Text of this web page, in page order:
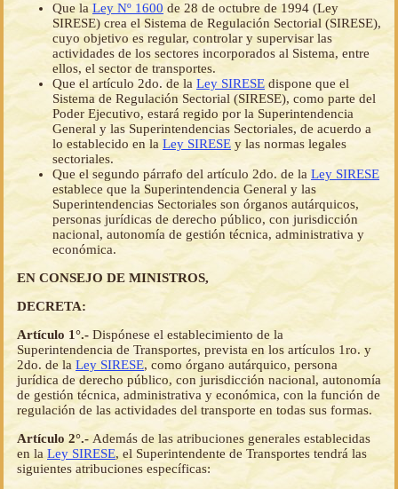
Que laLey Nº 1600 de 28 de octubre de 1994 (Ley
SIRESE) crea el Sistema de Regulación Sectorial (SIRESE),
cuyo objetivo es regular, controlar y supervisar las
actividades de los sectores incorporados al Sistema, entre
ellos, el sector de transportes.
Que el artículo 2do. de la Ley SIRESE dispone que el
Sistema de Regulación Sectorial (SIRESE), como parte del
Poder Ejecutivo, estará regido por la Superintendencia
General y las Superintendencias Sectoriales, de acuerdo a
lo establecido en la Ley SIRESE y las normas legales
sectoriales.
Que el segundo párrafo del artículo 2do. de la Ley SIRESE
establece que la Superintendencia General y las
Superintendencias Sectoriales son órganos autárquicos,
personas jurídicas de derecho público, con jurisdicción
nacional, autonomía de gestión técnica, administrativa y
económica.
EN CONSEJO DE MINISTROS,
DECRETA:
Artículo 1°.- Dispónese el establecimiento de la
Superintendencia de Transportes, prevista en los artículos 1ro. y
2do. de la Ley SIRESE, como órgano autárquico, persona
jurídica de derecho público, con jurisdicción nacional, autonomía
de gestión técnica, administrativa y económica, con la función de
regulación de las actividades del transporte en todas sus formas.
Artículo 2°.-Además de las atribuciones generales establecidas
en laLey SIRESE, el Superintendente de Transportes tendrá las
siguientes atribuciones específicas: